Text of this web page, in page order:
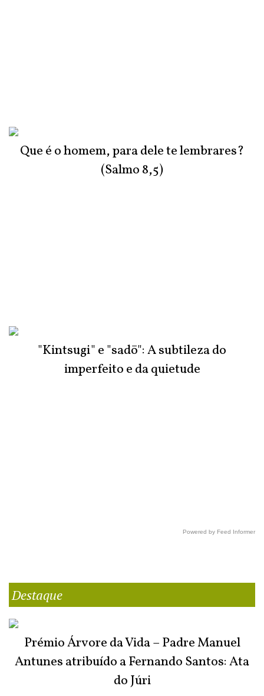
Que é o homem, para dele te lembrares?
(Salmo 8,5)
"Kintsugi" e "sadō": A subtileza do
imperfeito e da quietude
Powered by Feed Informer
Destaque
Prémio Árvore da Vida – Padre Manuel
Antunes atribuído a Fernando Santos: Ata
do Júri